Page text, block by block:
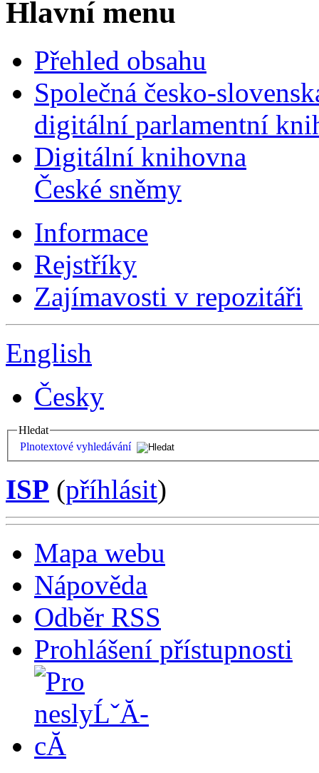
Hlavní menu
Přehled obsahu
Společná česko-
digitální parlamentní
Digitální knihovna
České sněmy
Informace
Rejstříky
Zajímavosti v repozitáři
English
Česky
Hledat
Plnotextové vyhledávání
ISP (příhlásit)
Mapa webu
Nápověda
Odběr RSS
Prohlášení přístupnosti